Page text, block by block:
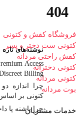
404
نوشته‌های تازه
Access
Billing
چرا اندازه
کتونی بر
چرا پاشنه پا
فروشگاه کفش و کتونی
کتونی ست دختر و پسر
کفش راحتی مردانه
کتونی دخترانه
کتونی مردانه
بوت مردانه
خدمات مشتریان